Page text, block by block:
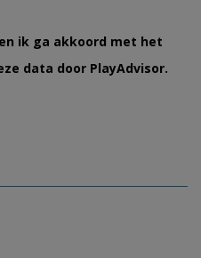
ik ga akkoord met het
data door PlayAdvisor.